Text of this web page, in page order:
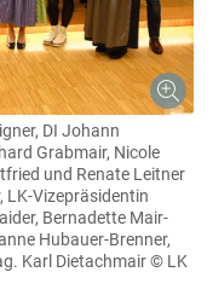
DI Johann
Grabmair, Nicole
und Renate Leitner
LK-Vizepräsidentin
Bernadette Mair-
Hubauer-Brenner,
Karl Dietachmair © LK